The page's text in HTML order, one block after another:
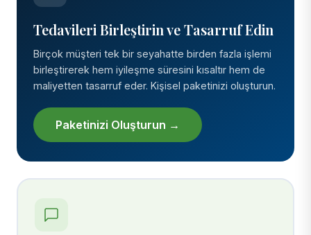
Tedavileri Birleştirin ve Tasarruf Edin
Birçok müşteri tek bir seyahatte birden fazla işlemi
birleştirerek hem iyileşme süresini kısaltır hem de
maliyetten tasarruf eder. Kişisel paketinizi oluşturun.
Paketinizi Oluşturun →